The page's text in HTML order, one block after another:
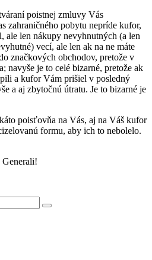
poistnej zmluvy Vás
zahraničného pobytu nepríde kufor,
ale len nákupy nevyhnutných (a len
vecí, ale len ak na ne máte
značkových obchodov, pretože v
navyše je to celé bizarné, pretože ak
a kufor Vám prišiel v posledný
a aj zbytočnú útratu. Je to bizarné je
poisťovňa na Vás, aj na Váš kufor
formu, aby ich to nebolelo.
Generali!